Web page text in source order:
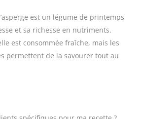
est un légume de printemps
et sa richesse en nutriments.
est consommée fraîche, mais les
permettent de la savourer tout au